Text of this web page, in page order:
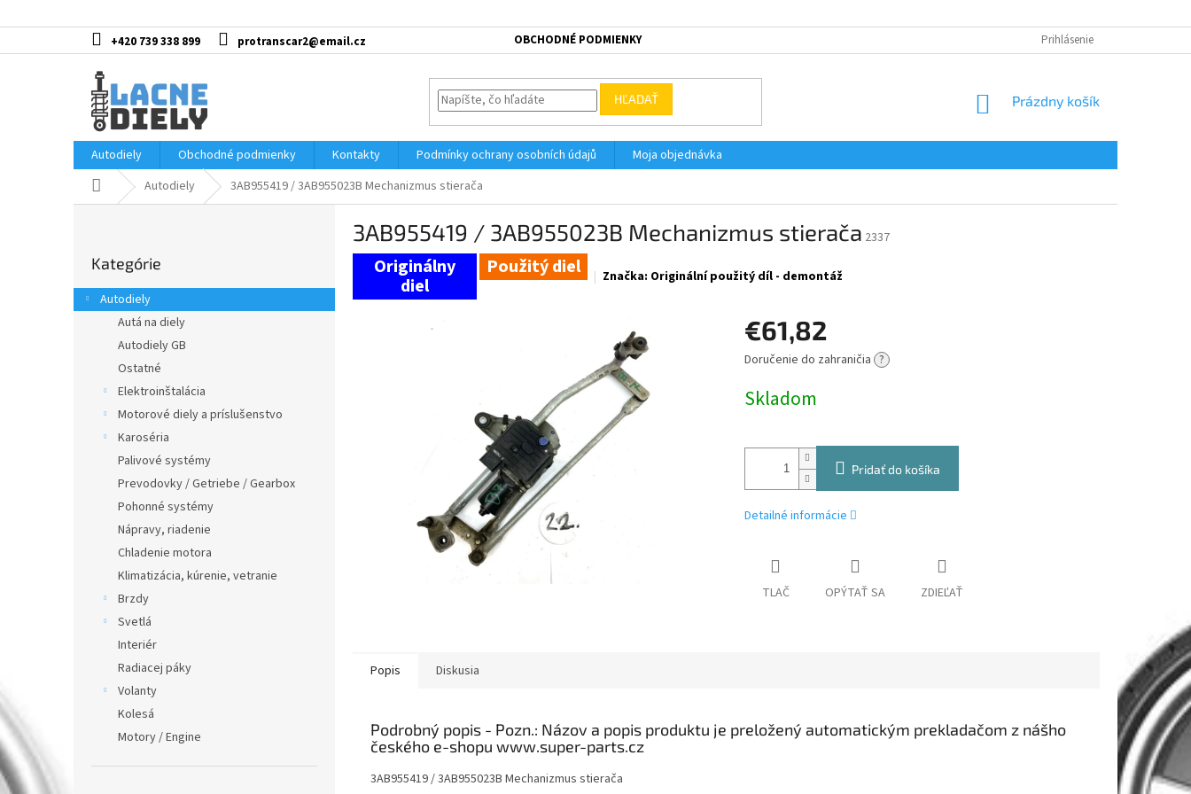
na
+420 739 338 899 protranscar2@email.cz OBCHODNÉ PODMIENKY Prihlásenie
HĽADAŤ
NÁKUPNÝ
Prázdny košík
Autodiely Obchodné podmienky Kontakty Podmínky ochrany osobních údajů
Moja objednávka
DomovAutodiely 3AB955419 / 3AB955023B Mechanizmus stierača
ý
p
kategórie
Kategórie
Autodiely
Autá na diely
Autodiely GB
Ostatné
Elektroinštalácia
Motorové diely a príslušenstvo
Karoséria
Palivové systémy
Prevodovky / Getriebe / Gearbox
Pohonné systémy
Nápravy, riadenie
Chladenie motora
Klimatizácia, kúrenie, vetranie
Brzdy
Svetlá
Interiér
Radiacej páky
Volanty
Kolesá
Motory / Engine
3AB955419 / 3AB955023B Mechanizmus stierača 2337
Použitý diel Značka: Originální použitý díl - demontáž
€61,82
Jednotková
Doručenie do zahraničia ?
Skladom
Pridať do košíka
Detailné informácie
TLAČ OPÝTAŤ SA ZDIEĽAŤ
Popis Diskusia
Podrobný popis
3AB955419 / 3AB955023B Mechanizmus stierača